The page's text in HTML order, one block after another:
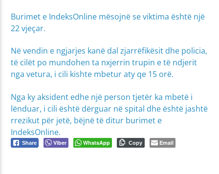
Burimet e IndeksOnline mësojnë se viktima është një
22 vjeçar.
Në vendin e ngjarjes kanë dal zjarrëfikësit dhe policia,
të cilët po mundohen ta nxjerrin trupin e të ndjerit
nga vetura, i cili kishte mbetur aty qe 15 orë.
Nga ky aksident edhe një person tjetër ka mbetë i
lënduar, i cili është dërguar në spital dhe është jashtë
rrezikut për jetë, bëjnë të ditur burimet e
IndeksOnline.
Share Viber WhatsApp Copy Email